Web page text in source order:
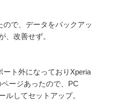
ので、データをバックアッ
、改善せず。
ート外になっておりXperia
ージあったので、PC
ルしてセットアップ。